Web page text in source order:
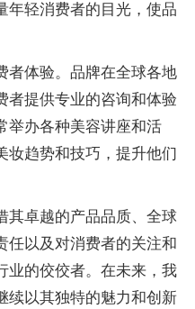
年轻消费者的目光，使品
者体验。品牌在全球各地
者提供专业的咨询和体验
举办各种美容讲座和活
妆趋势和技巧，提升他们
其卓越的产品品质、全球
任以及对消费者的关注和
业的佼佼者。在未来，我
续以其独特的魅力和创新